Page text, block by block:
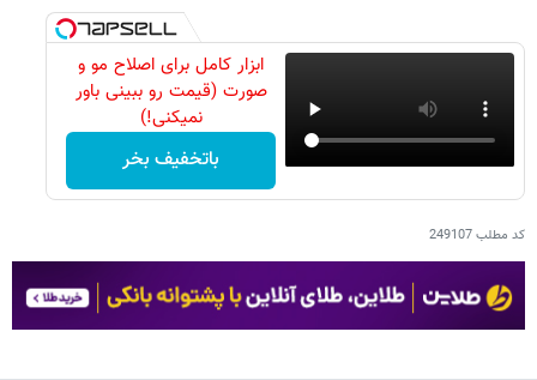
ابزار کامل برای اصلاح مو و
صورت (قیمت رو ببینی باور
نمیکنی!)
باتخفیف بخر
کد مطلب249107